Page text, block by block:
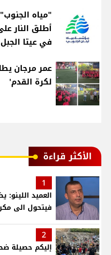
"مياه
أطلق النار
في عيتا الجبل
عمر مرجان
لكرة القدم'
الأكثر قراءة
1
العميد
فيتحول الى
2
إليكم حصيلة